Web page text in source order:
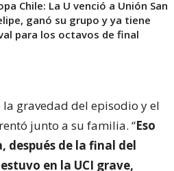
Chile: La U venció a Unión San
ganó su grupo y ya tiene
para los octavos de final
gravedad del episodio y el
junto a su familia. “Eso
después de la final del
en la UCI grave,